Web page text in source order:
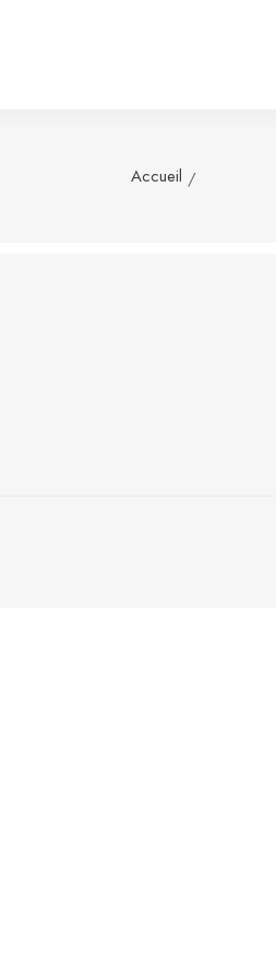
Accueil